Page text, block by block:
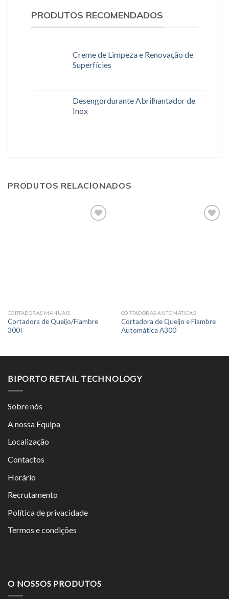
PRODUTOS RECOMENDADOS
Creme de Limpeza e Renovação de
Superfícies
Desengordurante Abrilhantador de
Inox
PRODUTOS RELACIONADOS
CORTADORAS MANUAIS
Cortadora de Queijo/Fiambre
300I
CORTADORAS AUTOMÁTICAS
Cortadora de Queijo e Fiambre
Automática A300
BIPORTO RETAIL TECHNOLOGY
Sobre nós
A nossa Equipa
Localização
Contactos
Horário
Recrutamento
Política de privacidade
Termos e condições
O NOSSOS PRODUTOS